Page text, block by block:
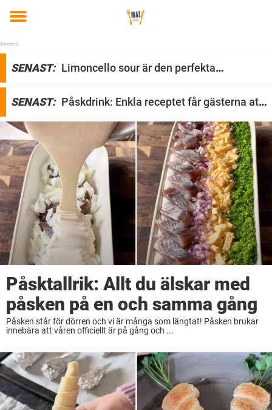
Toggle
menu
S
t
r
SENAST: Limoncello sour är den perfekta
SENAST: Påskdrink: Enkla receptet får gästerna att
Påsktallrik: Allt du älskar med
påsken på en och samma gång
Påsken står för dörren och vi är många som längtat! Påsken brukar
innebära att våren officiellt är på gång och ...